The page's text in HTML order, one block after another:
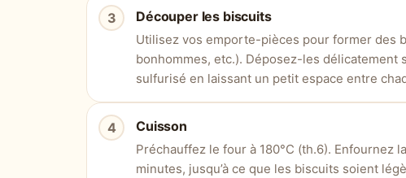
Découper les biscuits
Utilisez vos emporte-pièces pour former des
bonhommes, etc.). Déposez-les
sulfurisé en laissant un petit espace entre
Cuisson
Préchauffez le four à 180°C (th.6). Enfournez
minutes, jusqu’à ce que les biscuits soient